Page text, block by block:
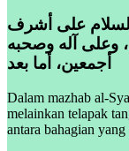
على أشرف
وعلى آله وصحبه
أجمعين، أما بعد
Dalam mazhab al-
melainkan telapak
antara bahagian